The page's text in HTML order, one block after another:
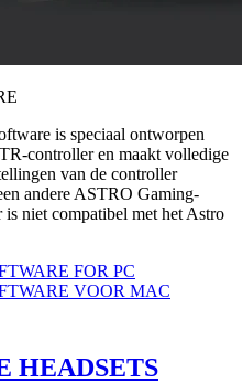
is speciaal ontworpen
controller en maakt volledige
van de controller
andere ASTRO Gaming-
niet compatibel met het Astro
FOR PC
VOOR MAC
HEADSETS